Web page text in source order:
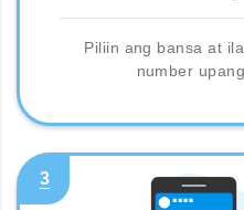
Piliin ang bansa at
number
3